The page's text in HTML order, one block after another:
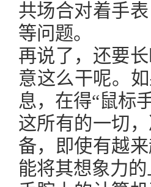
共场合对着手
等问题。
再说了，还要
意这么干呢。
息，在得“鼠标
这所有的一切
备，即使有越
能将其想象力的